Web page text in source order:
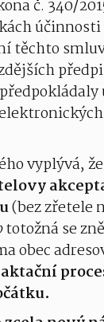
č. 340/
těchto
vyplývá, že
(bez zřetele
totožná se
obec